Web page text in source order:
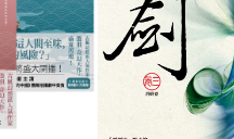
式，寫遲遲未能開拍的劇本
；寫雅雅與阿昆，寫她自己
揭示，愛情本身並沒有對錯
誕生、滋長、結束——甚至